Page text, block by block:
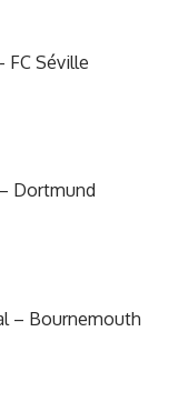
FC Séville
Dortmund
– Bournemouth